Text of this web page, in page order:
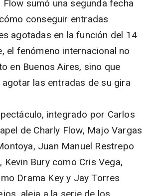
agotadas en la función del 14
el fenómeno internacional no
en Buenos Aires, sino que
las entradas de su gira
integrado por Carlos
de Charly Flow, Majo Vargas
Juan Manuel Restrepo
Kevin Bury como Cris Vega,
Drama Key y Jay Torres